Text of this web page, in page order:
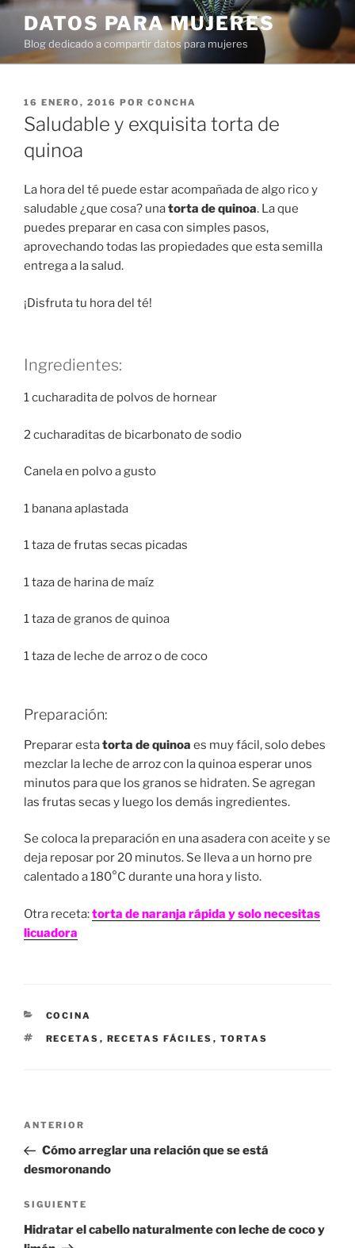
Ir
contenido
DATOS PARA MUJERES
Blog dedicado a compartir datos para mujeres
PUBLICADO
EN
16 ENERO, 2016 POR CONCHA
Saludable y exquisita torta de
quinoa
La hora del té puede estar acompañada de algo rico y
saludable ¿que cosa? unatorta de quinoa. La que
puedes preparar en casa con simples pasos,
aprovechando todas las propiedades que esta semilla
entrega a la salud.
¡Disfruta tu hora del té!
Ingredientes:
1 cucharadita de polvos de hornear
2 cucharaditas de bicarbonato de sodio
Canela en polvo a gusto
1 banana aplastada
1 taza de frutas secas picadas
1 taza de harina de maíz
1 taza de granos de quinoa
1 taza de leche de arroz o de coco
Preparación:
Preparar estatorta de quinoa es muy fácil, solo debes
mezclar la leche de arroz con la quinoa esperar unos
minutos para que los granos se hidraten. Se agregan
las frutas secas y luego los demás ingredientes.
Se coloca la preparación en una asadera con aceite y se
deja reposar por 20 minutos. Se lleva a un horno pre
calentado a 180°C durante una hora y listo.
Otra receta:torta de naranja rápida y solo necesitas
licuadora
CATEGORÍAS
COCINA
ETIQUETAS
RECETAS , RECETAS FÁCILES , TORTAS
Navegación
entradas
Entrada
anterior:
ANTERIOR
Cómo arreglar una relación que se está
desmoronando
Siguiente
entrada
SIGUIENTE
Hidratar el cabello naturalmente con leche de coco y